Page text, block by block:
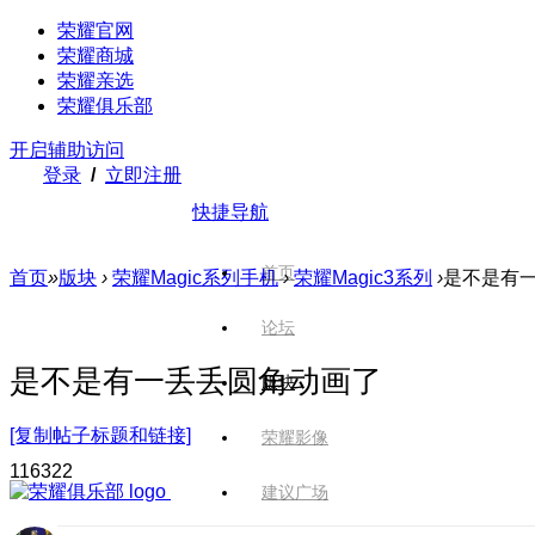
荣耀官网
荣耀商城
荣耀亲选
荣耀俱乐部
开启辅助访问
登录 / 立即注册
快捷导航
首页
论坛
版块
荣耀影像
建议广场
首页»版块 › 荣耀Magic系列手机 › 荣耀Magic3系列 ›是不是有
是不是有一丢丢圆角动画了
[复制帖子标题和链接]
116322